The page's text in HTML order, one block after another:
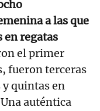
a las que
en regatas
el primer
fueron terceras
quintas en
auténtica